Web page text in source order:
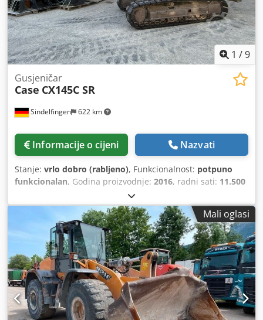
1 /9
Sindelfingen 622 km
Gusjeničar
Case CX145C SR
Informacije o cijeni Nazvati
Stanje: vrlo dobro (rabljeno), Funkcionalnost: potpuno
funkcionalan, Godina proizvodnje: 2016, radni sati: 11.500
, * 11.500 sati * Radna težina 15.700 kg * Snaga motora
77 kW * Roadliner * hidraulični brzi izmjenjivač Dodpey
Rm H Eofx Al Iock * klima uređaj
Mali oglasi